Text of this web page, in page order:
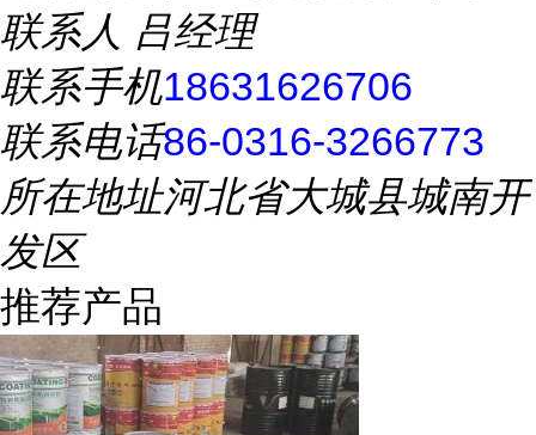
联系人 吕经理
联系手机18631626706
联系电话86-0316-3266773
所在地址河北省大城县城南开
发区
推荐产品